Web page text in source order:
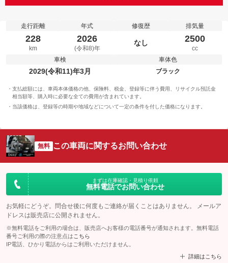
走行距離
228
km
年式
2026
(令和8)年
修復歴
なし
排気量
2500
cc
車検
2029(令和11)年3月
車体色
ブラック
支払総額には、車両本体価格の他、保険料、税金、登録等に伴う費用、リサイクル預託金
相当額等、購入時に必要な全ての費用が含まれています。
当該価格は、登録等の時期や地域などについて一定の条件を付した価格になります。
無料 この車両に関するお問い合わせ
まずは在庫確認・見積り依頼
無料電話でお問い合わせ
お気軽にどうぞ。問合せ後に何度もご連絡が届くことはありません。 メールア
ドレスは販売店に公開されません。
※無料電話をご利用の場合は、販売店へお客様の電話番号が通知されます。無料電話
番号ご利用の際の注意点は こちら
IP電話、ひかり電話からはご利用いただけません。
詳細はこちら